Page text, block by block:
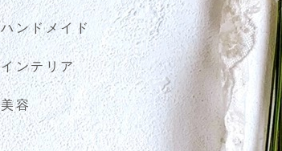
ハンドメイド
インテリア
美容